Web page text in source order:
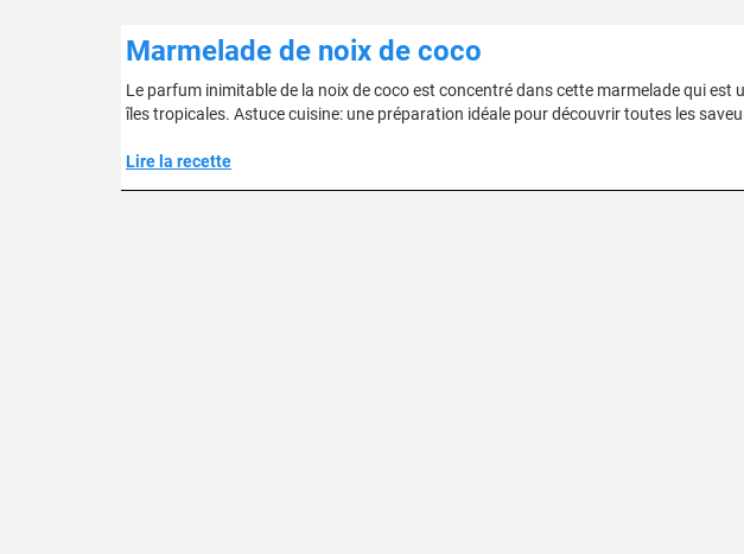
Marmelade de noix de coco
Le parfum inimitable de la noix de coco est concentré dans cette marmelade qui est
îles tropicales. Astuce cuisine: une préparation idéale pour découvrir toutes les
Lire la recette